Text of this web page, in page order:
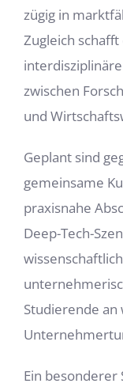
zügig in
Zugleich
zwischen
und
Geplant sind
gemeinsame
praxisnahe
Deep-Tech-
Studierende an
Ein